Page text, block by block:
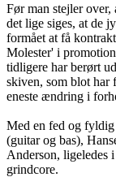
Før man stejler over,
det lige siges, at de
formået at få
Molester' i
tidligere har berørt
skiven, som blot har
eneste ændring i
Med en fed og
(guitar og bas),
Anderson, ligeledes
grindcore.